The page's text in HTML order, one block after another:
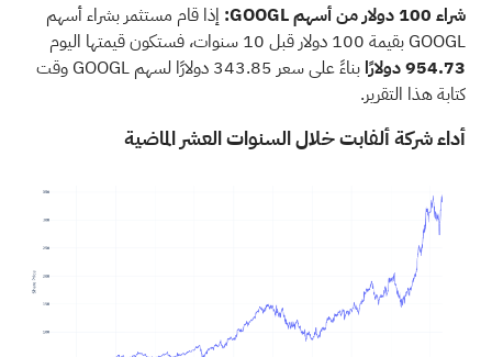
شراء 100 دولار من أسهم GOOGL:
إذا قام مستثمر بشراء أسهم
GOOGL بقيمة 100 دولار قبل 10 سنوات، فستكون قيمتها اليوم
954.73 دولارًا
بناءً على سعر 343.85 دولارًا لسهم GOOGL وقت
كتابة هذا التقرير.
أداء شركة ألفابت خلال السنوات العشر الماضية